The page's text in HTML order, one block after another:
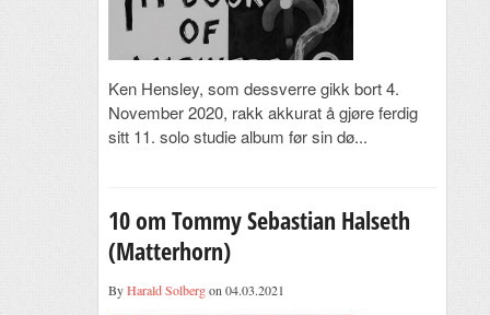
Ken Hensley, som dessverre gikk bort 4.
November 2020, rakk akkurat å gjøre ferdig
sitt 11. solo studie album før sin dø...
10 om Tommy Sebastian Halseth
(Matterhorn)
ByHarald Solbergon 04.03.2021